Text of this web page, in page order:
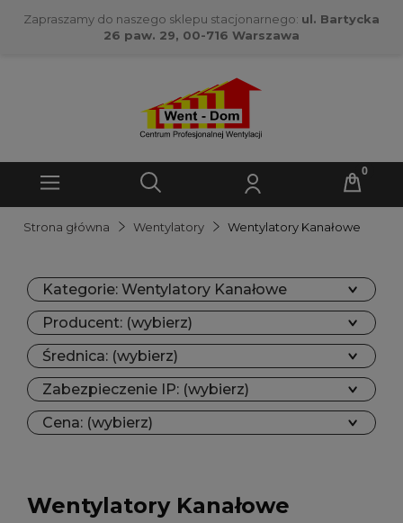
Zapraszamy do naszego sklepu stacjonarnego: ul. Bartycka
26 paw. 29, 00-716 Warszawa
Strona główna Wentylatory Wentylatory Kanałowe
Kategorie: Wentylatory Kanałowe
Producent: (wybierz)
Średnica: (wybierz)
Zabezpieczenie IP: (wybierz)
Cena: (wybierz)
Wentylatory Kanałowe